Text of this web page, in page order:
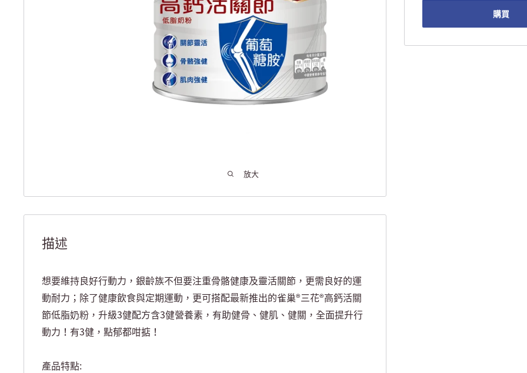
放大
購買
描述
想要維持良好行動力，銀齡族不但要注重骨骼健康及靈活關節，更需良好的運
動耐力；除了健康飲食與定期運動，更可搭配最新推出的雀巢®三花®高鈣活關
節低脂奶粉，升級3健配方含3健營養素，有助健骨、健肌、健關，全面提升行
動力！有3健，點郁都咁掂！
產品特點: